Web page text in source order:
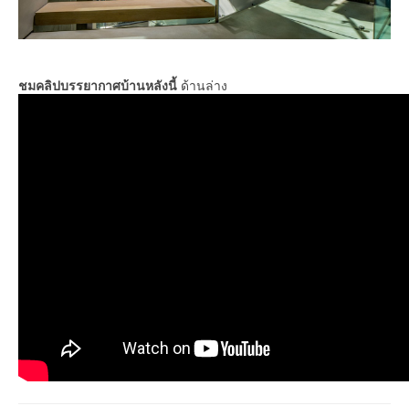
ชมคลิปบรรยากาศบ้านหลังนี้ ด้านล่าง